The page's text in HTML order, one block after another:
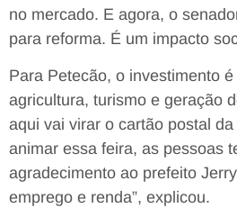
no mercado. E agora, o
para reforma. É um impacto
Para Petecão, o investimento
agricultura, turismo e geração
aqui vai virar o cartão postal
animar essa feira, as pessoas
agradecimento ao prefeito
emprego e renda”, explicou.